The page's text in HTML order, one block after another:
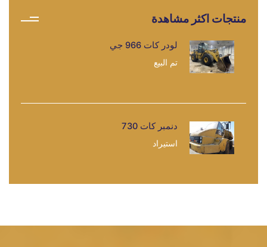
منتجات اكثر مشاهدة
لودر كات 966 جي
تم البيع
دنمبر كات 730
استيراد